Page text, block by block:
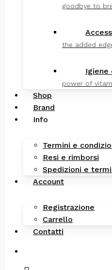
goodbye to
the added
Igiene
power of
Shop
Brand
Info
Termini e
Resi e rimborsi
Spedizioni e
Account
Registrazione
Carrello
Contatti